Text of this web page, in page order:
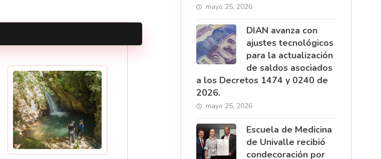
mayo 25, 2026
DIAN avanza con
ajustes tecnológicos
para la actualización
de saldos asociados
a los Decretos 1474 y 0240 de
2026.
mayo 25, 2026
Escuela de Medicina
de Univalle recibió
condecoración por